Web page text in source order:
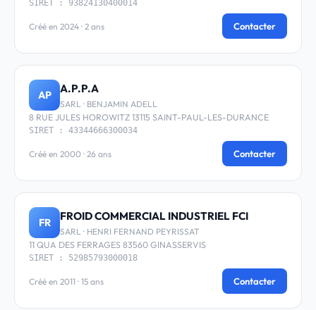
SIRET : 93824130400014
Créé en 2024 · 2 ans Contacter
AP A.P.P.A
SARL · BENJAMIN ADELL
8 RUE JULES HOROWITZ 13115 SAINT-PAUL-LES-DURANCE
SIRET : 43344666300034
Créé en 2000 · 26 ans Contacter
FR FROID COMMERCIAL INDUSTRIEL FCI
SARL · HENRI FERNAND PEYRISSAT
11 QUA DES FERRAGES 83560 GINASSERVIS
SIRET : 52985793000018
Créé en 2011 · 15 ans Contacter